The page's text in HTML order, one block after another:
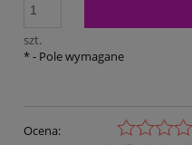
szt.
*- Pole wymagane
Ocena: